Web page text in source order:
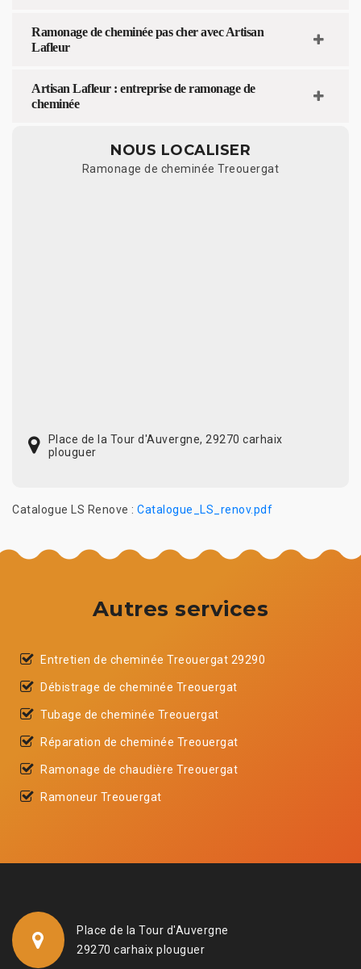
Ramonage de cheminée pas cher avec Artisan
Lafleur
Artisan Lafleur : entreprise de ramonage de
cheminée
NOUS LOCALISER
Ramonage de cheminée Treouergat
Place de la Tour d'Auvergne, 29270 carhaix
plouguer
Catalogue LS Renove : Catalogue_LS_renov.pdf
Autres services
Entretien de cheminée Treouergat 29290
Débistrage de cheminée Treouergat
Tubage de cheminée Treouergat
Réparation de cheminée Treouergat
Ramonage de chaudière Treouergat
Ramoneur Treouergat
Place de la Tour d'Auvergne
29270 carhaix plouguer